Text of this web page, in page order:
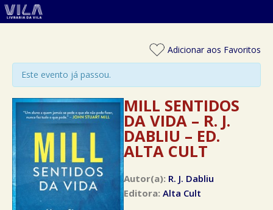
Adicionar aos Favoritos
Este evento já passou.
MILL SENTIDOS
DA VIDA – R. J.
DABLIU – ED.
ALTA CULT
Autor(a): R. J. Dabliu
Editora:Alta Cult